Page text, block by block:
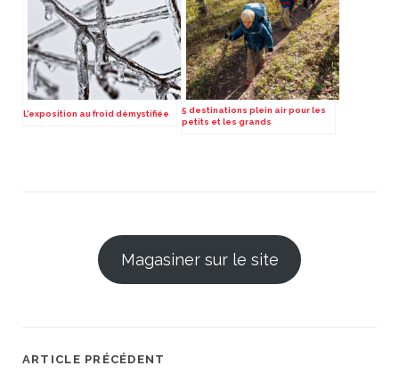
L’exposition au froid démystifiée
5 destinations plein air pour les
petits et les grands
Magasiner sur le site
ARTICLE PRÉCÉDENT